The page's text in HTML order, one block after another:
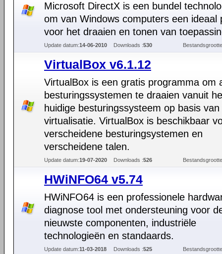
Microsoft DirectX is een bundel
om van Windows computers een ideaal
voor het draaien en tonen van
Update datum:14-06-2010 Downloads :530
VirtualBox v6.1.12
VirtualBox is een gratis programma om
besturingssystemen te draaien vanuit
huidige besturingssysteem op basis van
virtualisatie. VirtualBox is beschikbaar
verscheidene besturingsystemen en
verscheidene talen.
Update datum:19-07-2020 Downloads :526
HWiNFO64 v5.74
HWiNFO64 is een professionele
diagnose tool met ondersteuning voor
nieuwste componenten, industriële
technologieën en standaards.
Update datum:11-03-2018 Downloads :525